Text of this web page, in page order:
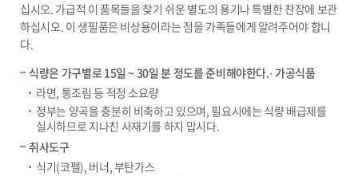
십시오. 가급적 이 품목들을 찾기 쉬운 별도의 용기나 특별한 찬장에 보관
하십시오. 이 생필품은 비상용이라는 점을 가족들에게 알려주어야 합니
다.
식량은 가구별로 15일 ~ 30일 분 정도를 준비해야한다.· 가공식품
라면, 통조림 등 적정 소요량
정부는 양곡을 충분히 비축하고 있으며, 필요시에는 식량 배급제를
실시하므로 지나친 사재기를 하지 맙시다.
취사도구
식기(코펠), 버너, 부탄가스